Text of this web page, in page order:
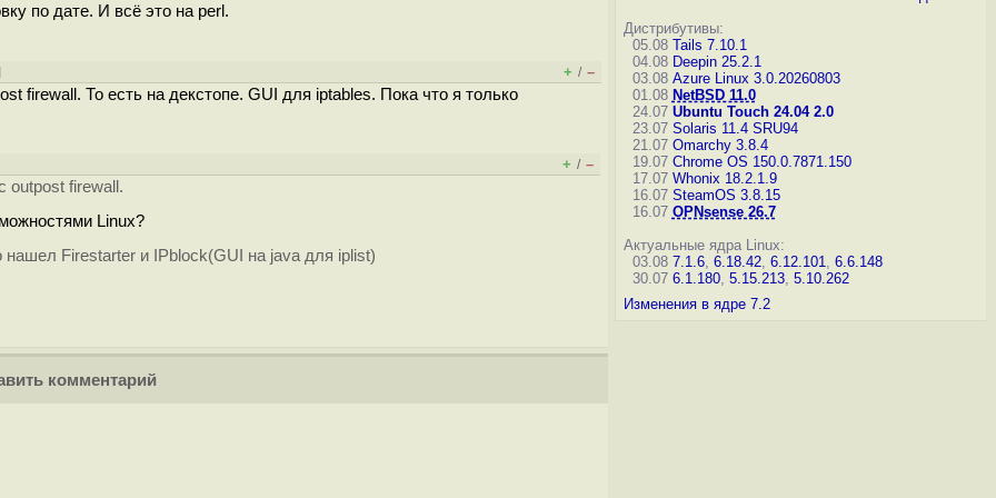
по дате. И всё это на perl.
+ / –
firewall. То есть на декстопе. GUI для iptables. Пока что я только
+ / –
outpost firewall.
Linux?
нашел Firestarter и IPblock(GUI на java для iplist)
комментарий
Дистрибутивы:
05.08 Tails 7.10.1
04.08 Deepin 25.2.1
03.08 Azure Linux 3.0.20260803
01.08 NetBSD 11.0
24.07 Ubuntu Touch 24.04 2.0
23.07 Solaris 11.4 SRU94
21.07 Omarchy 3.8.4
19.07 Chrome OS 150.0.7871.150
17.07 Whonix 18.2.1.9
16.07 SteamOS 3.8.15
16.07 OPNsense 26.7
Актуальные ядра Linux:
03.08 7.1.6, 6.18.42, 6.12.101, 6.6.148
30.07 6.1.180, 5.15.213, 5.10.262
Изменения в ядре 7.2